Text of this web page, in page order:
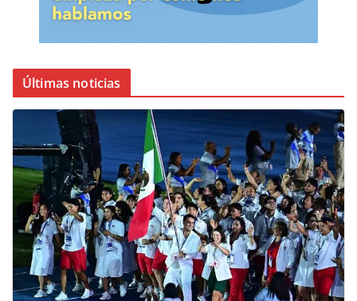
Últimas noticias